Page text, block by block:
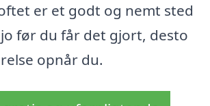
er et godt og nemt sted
før du får det gjort, desto
opnår du.